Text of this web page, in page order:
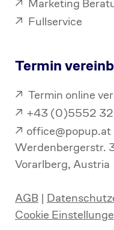
Marketing
Fullservice
Termin
Termin online
+43 (0)5552
office@popup.at
Werdenbergerstr.
Vorarlberg, Austria
AGB |
Cookie